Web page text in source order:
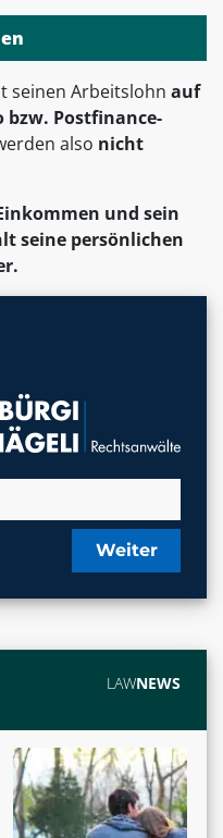
seinen Arbeitslohn auf
Postfinance-
also nicht
und sein
seine persönlichen
Weiter
LAWNEWS